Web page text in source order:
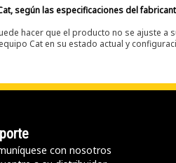
según las especificaciones del
hacer que el producto no se ajuste
Cat en su estado actual y
con nosotros